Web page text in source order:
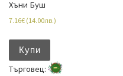
Хъни Буш
7.16€ (14.00лв.)
Купи
Търговец: